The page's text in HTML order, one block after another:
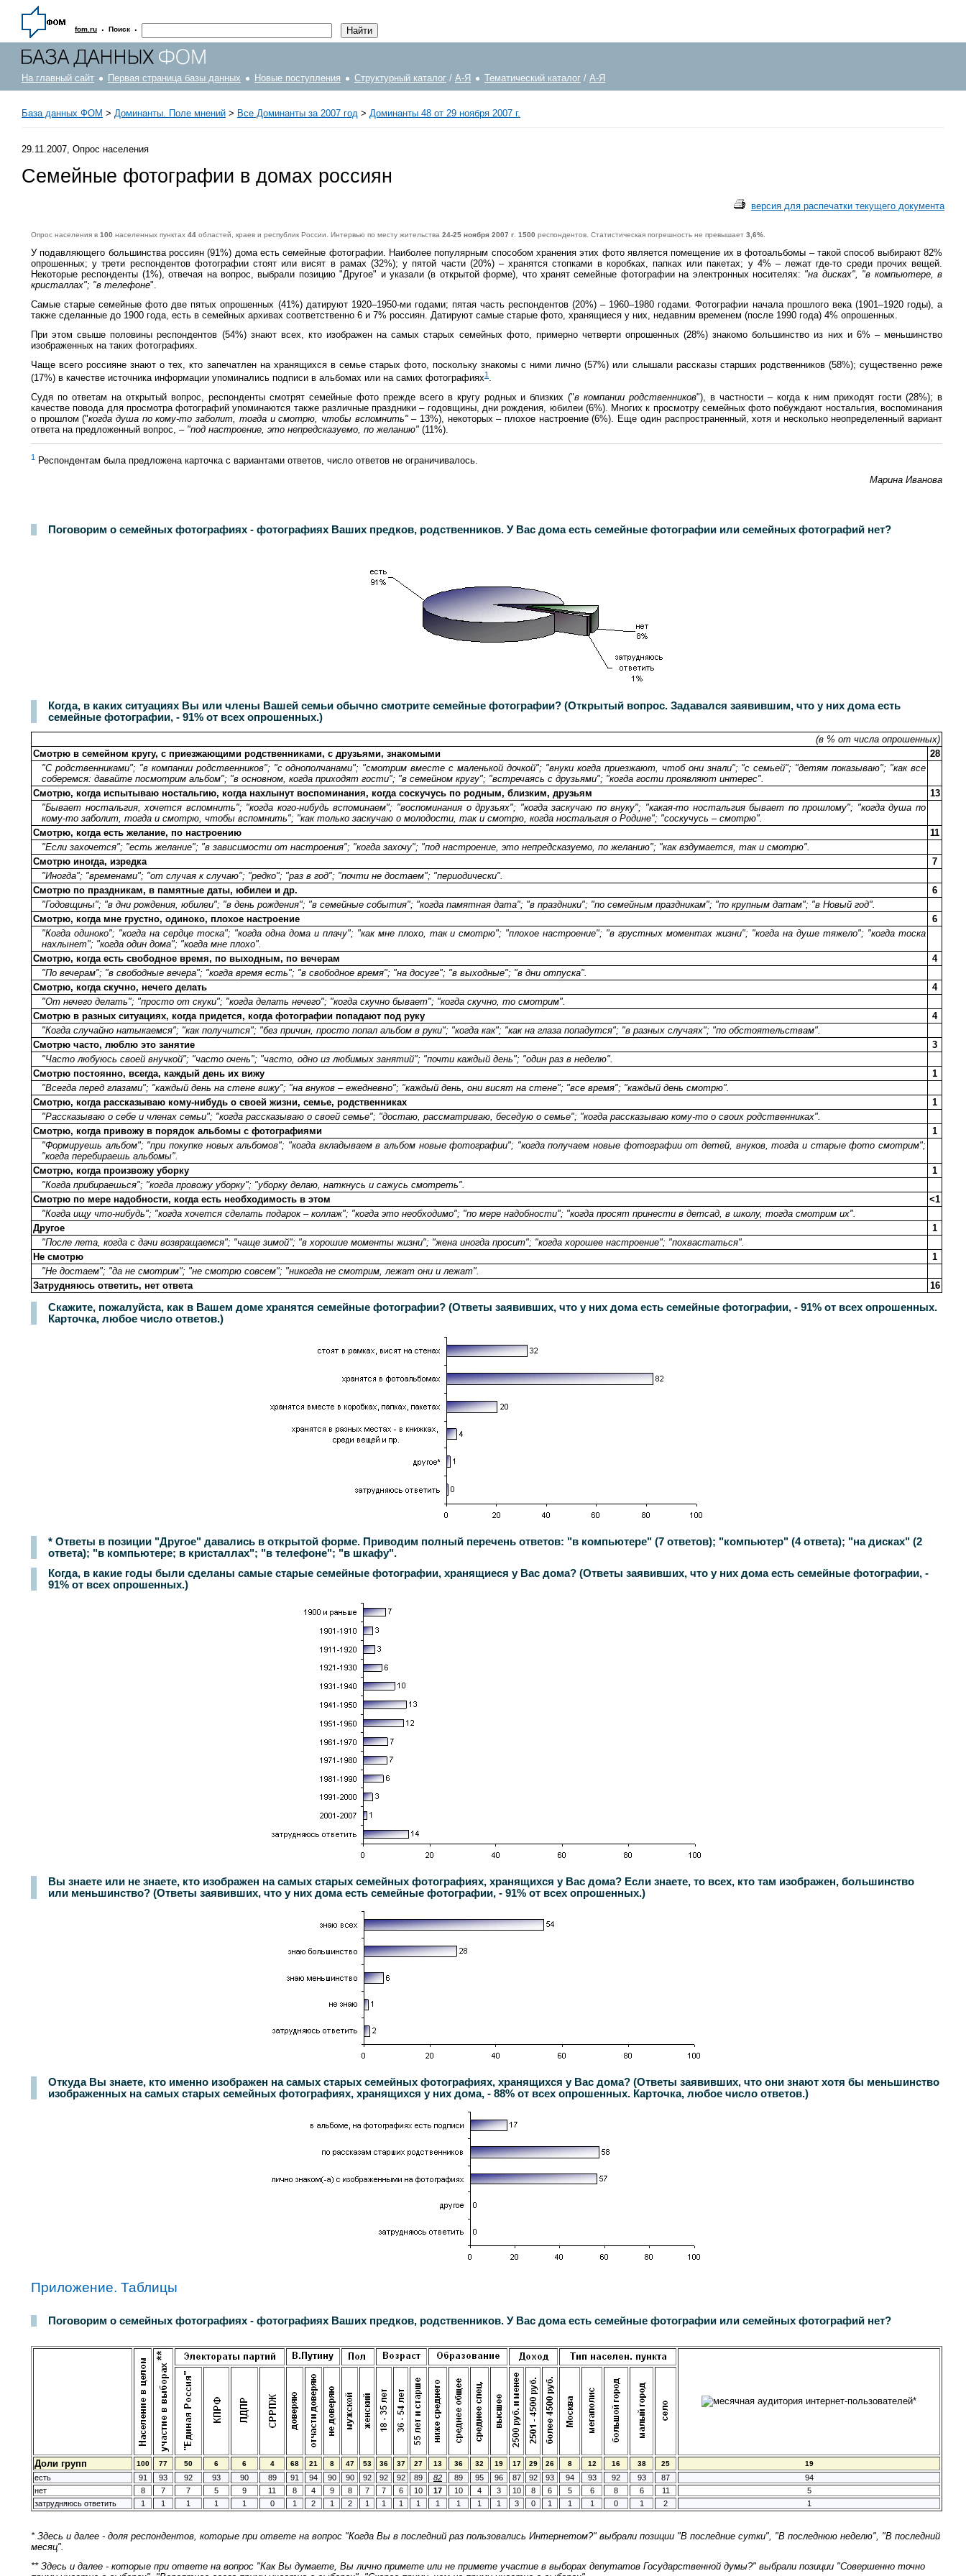
fom.ru · Поиск ·
На главный сайт Первая страница базы данных Новые поступления Структурный каталог / А-Я Тематический каталог / А-Я
База данных ФОМ > Доминанты. Поле мнений > Все Доминанты за 2007 год > Доминанты 48 от 29 ноября 2007 г.
29.11.2007, Опрос населения
Семейные фотографии в домах россиян
версия для распечатки текущего документа
Опрос населения в 100 населенных пунктах 44 областей, краев и республик России. Интервью по месту жительства 24-25 ноября 2007 г 1500 респондентов. Статистическая погрешность не превышает 3,6%
У подавляющего большинства россиян (91%) дома есть семейные фотографии. Наиболее популярным способом хранения этих фото является помещение их в фотоальбомы – такой способ выбирают 82%
опрошенных; у трети респондентов фотографии стоят или висят в рамах (32%); у пятой части (20%) – хранятся стопками в коробках, папках или пакетах; у 4% – лежат где-то среди прочих вещей.
Некоторые респонденты (1%), отвечая на вопрос, выбрали позицию "Другое" и указали (в открытой форме), что хранят семейные фотографии на электронных носителях: "на дисках", "в компьютере, в
кристаллах"; "в телефоне".
Самые старые семейные фото две пятых опрошенных (41%) датируют 1920–1950-ми годами; пятая часть респондентов (20%) – 1960–1980 годами. Фотографии начала прошлого века (1901–1920 годы), а
также сделанные до 1900 года, есть в семейных архивах соответственно 6 и 7% россиян. Датируют самые старые фото, хранящиеся у них, недавним временем (после 1990 года) 4% опрошенных.
При этом свыше половины респондентов (54%) знают всех, кто изображен на самых старых семейных фото, примерно четверти опрошенных (28%) знакомо большинство из них и 6% – меньшинство
изображенных на таких фотографиях.
Чаще всего россияне знают о тех, кто запечатлен на хранящихся в семье старых фото, поскольку знакомы с ними лично (57%) или слышали рассказы старших родственников (58%); существенно реже
(17%) в качестве источника информации упоминались подписи в альбомах или на самих фотографиях1 .
Судя по ответам на открытый вопрос, респонденты смотрят семейные фото прежде всего в кругу родных и близких ("в компании родственников"), в частности – когда к ним приходят гости (28%); в
качестве повода для просмотра фотографий упоминаются также различные праздники – годовщины, дни рождения, юбилеи (6%). Многих к просмотру семейных фото побуждают ностальгия, воспоминания
о прошлом ("когда душа по кому-то заболит, тогда и смотрю, чтобы вспомнить" – 13%), некоторых – плохое настроение (6%). Еще один распространенный, хотя и несколько неопределенный вариант
ответа на предложенный вопрос, – "под настроение, это непредсказуемо, по желанию" (11%).
1
Респондентам была предложена карточка с вариантами ответов, число ответов не ограничивалось.
Марина Иванова
Поговорим о семейных фотографиях - фотографиях Ваших предков, родственников. У Вас дома есть семейные фотографии или семейных фотографий нет?
Когда, в каких ситуациях Вы или члены Вашей семьи обычно смотрите семейные фотографии? (Открытый вопрос. Задавался заявившим, что у них дома есть
семейные фотографии, - 91% от всех опрошенных.)
(в % от числа опрошенных)
Смотрю в семейном кругу, с приезжающими родственниками, с друзьями, знакомыми
28
"С родственниками"; "в компании родственников"; "с однополчанами"; "смотрим вместе с маленькой дочкой"; "внуки когда приезжают, чтоб они знали"; "с семьей"; "детям показываю"; "как все
соберемся: давайте посмотрим альбом"; "в основном, когда приходят гости"; "в семейном кругу"; "встречаясь с друзьями"; "когда гости проявляют интерес".
Смотрю, когда испытываю ностальгию, когда нахлынут воспоминания, когда соскучусь по родным, близким, друзьям
13
"Бывает ностальгия, хочется вспомнить"; "когда кого-нибудь вспоминаем"; "воспоминания о друзьях"; "когда заскучаю по внуку"; "какая-то ностальгия бывает по прошлому"; "когда душа по
кому-то заболит, тогда и смотрю, чтобы вспомнить"; "как только заскучаю о молодости, так и смотрю, когда ностальгия о Родине"; "соскучусь – смотрю".
Смотрю, когда есть желание, по настроению
11
"Если захочется"; "есть желание"; "в зависимости от настроения"; "когда захочу"; "под настроение, это непредсказуемо, по желанию"; "как вздумается, так и смотрю".
Смотрю иногда, изредка
7
"Иногда"; "временами"; "от случая к случаю"; "редко"; "раз в год"; "почти не достаем"; "периодически".
Смотрю по праздникам, в памятные даты, юбилеи и др.
6
"Годовщины"; "в дни рождения, юбилеи"; "в день рождения"; "в семейные события"; "когда памятная дата"; "в праздники"; "по семейным праздникам"; "по крупным датам"; "в Новый год".
Смотрю, когда мне грустно, одиноко, плохое настроение
6
"Когда одиноко"; "когда на сердце тоска"; "когда одна дома и плачу"; "как мне плохо, так и смотрю"; "плохое настроение"; "в грустных моментах жизни"; "когда на душе тяжело"; "когда тоска
нахлынет"; "когда один дома"; "когда мне плохо".
Смотрю, когда есть свободное время, по выходным, по вечерам
4
"По вечерам"; "в свободные вечера"; "когда время есть"; "в свободное время"; "на досуге"; "в выходные"; "в дни отпуска".
Смотрю, когда скучно, нечего делать
4
"От нечего делать"; "просто от скуки"; "когда делать нечего"; "когда скучно бывает"; "когда скучно, то смотрим".
Смотрю в разных ситуациях, когда придется, когда фотографии попадают под руку
4
"Когда случайно натыкаемся"; "как получится"; "без причин, просто попал альбом в руки"; "когда как"; "как на глаза попадутся"; "в разных случаях"; "по обстоятельствам".
Смотрю часто, люблю это занятие
3
"Часто любуюсь своей внучкой"; "часто очень"; "часто, одно из любимых занятий"; "почти каждый день"; "один раз в неделю".
Смотрю постоянно, всегда, каждый день их вижу
1
"Всегда перед глазами"; "каждый день на стене вижу"; "на внуков – ежедневно"; "каждый день, они висят на стене"; "все время"; "каждый день смотрю".
Смотрю, когда рассказываю кому-нибудь о своей жизни, семье, родственниках
1
"Рассказываю о себе и членах семьи"; "когда рассказываю о своей семье"; "достаю, рассматриваю, беседую о семье"; "когда рассказываю кому-то о своих родственниках".
Смотрю, когда привожу в порядок альбомы с фотографиями
1
"Формируешь альбом"; "при покупке новых альбомов"; "когда вкладываем в альбом новые фотографии"; "когда получаем новые фотографии от детей, внуков, тогда и старые фото смотрим";
"когда перебираешь альбомы".
Смотрю, когда произвожу уборку
1
"Когда прибираешься"; "когда провожу уборку"; "уборку делаю, наткнусь и сажусь смотреть".
Смотрю по мере надобности, когда есть необходимость в этом
<1
"Когда ищу что-нибудь"; "когда хочется сделать подарок – коллаж"; "когда это необходимо"; "по мере надобности"; "когда просят принести в детсад, в школу, тогда смотрим их".
Другое
1
"После лета, когда с дачи возвращаемся"; "чаще зимой"; "в хорошие моменты жизни"; "жена иногда просит"; "когда хорошее настроение"; "похвастаться".
Не смотрю
1
"Не достаем"; "да не смотрим"; "не смотрю совсем"; "никогда не смотрим, лежат они и лежат".
Затрудняюсь ответить, нет ответа
16
Скажите, пожалуйста, как в Вашем доме хранятся семейные фотографии? (Ответы заявивших, что у них дома есть семейные фотографии, - 91% от всех опрошенных.
Карточка, любое число ответов.)
* Ответы в позиции "Другое" давались в открытой форме. Приводим полный перечень ответов: "в компьютере" (7 ответов); "компьютер" (4 ответа); "на дисках" (2
ответа); "в компьютере; в кристаллах"; "в телефоне"; "в шкафу".
Когда, в какие годы были сделаны самые старые семейные фотографии, хранящиеся у Вас дома? (Ответы заявивших, что у них дома есть семейные фотографии, -
91% от всех опрошенных.)
Вы знаете или не знаете, кто изображен на самых старых семейных фотографиях, хранящихся у Вас дома? Если знаете, то всех, кто там изображен, большинство
или меньшинство? (Ответы заявивших, что у них дома есть семейные фотографии, - 91% от всех опрошенных.)
Откуда Вы знаете, кто именно изображен на самых старых семейных фотографиях, хранящихся у Вас дома? (Ответы заявивших, что они знают хотя бы меньшинство
изображенных на самых старых семейных фотографиях, хранящихся у них дома, - 88% от всех опрошенных. Карточка, любое число ответов.)
Приложение. Таблицы
Поговорим о семейных фотографиях - фотографиях Ваших предков, родственников. У Вас дома есть семейные фотографии или семейных фотографий нет?
Доли групп 100 77 50 6 6 4 68 21 8 47 53 36 37 27 13 36 32 19 17 29 26 8 12 16 38 25 19
есть 91 93 92 93 90 89 91 94 90 90 92 92 92 89 82 89 95 96 87 92 93 94 93 92 93 87
94
нет
8 7 7 5 9 11 8 4 9 8 7 7 6 10 17 10 4 3 10 8 6 5 6 8 6 11
5
затрудняюсь ответить
1 1 1 1 1 0 1 2 1 2 1 1 1 1 1 1 1 1 3 0 1 1 1 0 1 2 1
* Здесь и далее - доля респондентов, которые при ответе на вопрос "Когда Вы в последний раз пользовались Интернетом?" выбрали позиции "В последние сутки", "В последнюю неделю", "В последний
месяц".
** Здесь и далее - которые при ответе на вопрос "Как Вы думаете, Вы лично примете или не примете участие в выборах депутатов Государственной думы?" выбрали позиции "Совершенно точно